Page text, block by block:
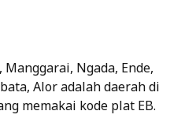
Ngada, Ende,
Alor adalah daerah di
memakai kode plat EB.